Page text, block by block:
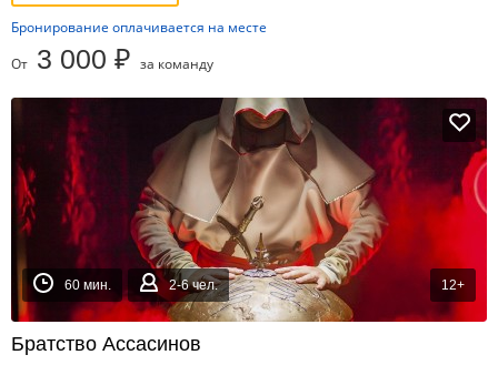
Бронирование оплачивается на месте
От 3 000 ₽ за команду
60 мин. 2-6 чел. 12+
Братство Ассасинов